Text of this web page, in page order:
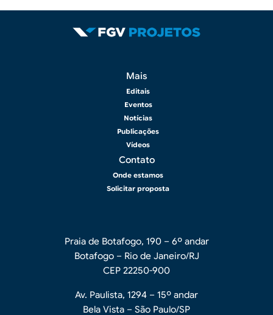
Mais
Editais
Eventos
Notícias
Publicações
Vídeos
Contato
Onde estamos
Solicitar proposta
Praia de Botafogo, 190 – 6º andar
Botafogo – Rio de Janeiro/RJ
CEP 22250-900
Av. Paulista, 1294 – 15º andar
Bela Vista – São Paulo/SP